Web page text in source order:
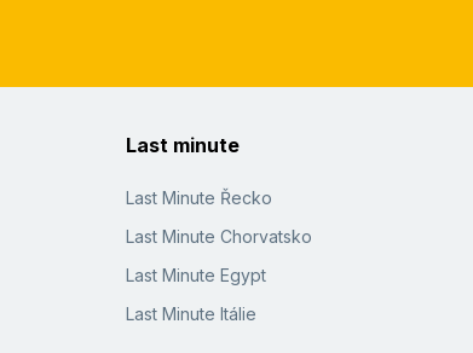
Last minute
Last Minute Řecko
Last Minute Chorvatsko
Last Minute Egypt
Last Minute Itálie